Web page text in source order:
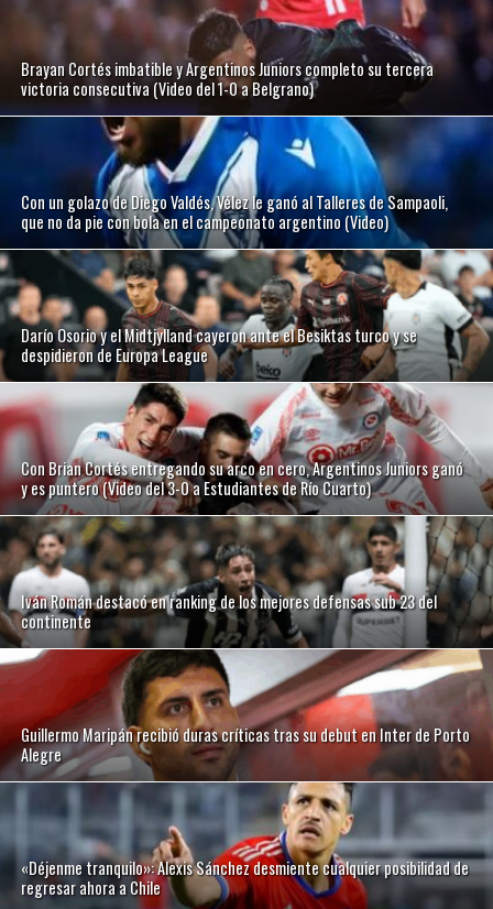
Brayan Cortés imbatible y Argentinos Juniors completo su tercera
victoria consecutiva (Video del 1-0 a Belgrano)
Con un golazo de Diego Valdés, Vélez le ganó al Talleres de Sampaoli,
que no da pie con bola en el campeonato argentino (Video)
Darío Osorio y el Midtjylland cayeron ante el Besiktas turco y se
despidieron de Europa League
Con Brian Cortés entregando su arco en cero, Argentinos Juniors ganó
y es puntero (Video del 3-0 a Estudiantes de Río Cuarto)
Iván Román destacó en ranking de los mejores defensas sub 23 del
continente
Guillermo Maripán recibió duras críticas tras su debut en Inter de Porto
Alegre
«Déjenme tranquilo»: Alexis Sánchez desmiente cualquier posibilidad de
regresar ahora a Chile